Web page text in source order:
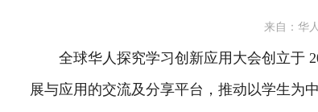
来自：华
全球华人探究学习创新应用大会创立于
展与应用的交流及分享平台，推动以学生为